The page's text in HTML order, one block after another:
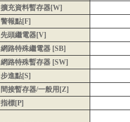
擴充資料暫存器[W]
警報點[F]
先頭繼電器[V]
網路特殊繼電器 [SB]
網路特殊暫存器 [SW]
步進點[S]
間接暫存器/一般用[Z]
指標[P]